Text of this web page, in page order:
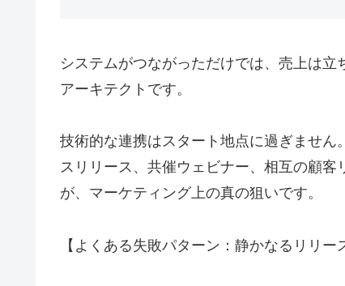
システムがつながっただけでは、売上は
アーキテクトです。
技術的な連携はスタート地点に過ぎませ
スリリース、共催ウェビナー、相互の顧
が、マーケティング上の真の狙いです。
【よくある失敗パターン：静かなるリリー